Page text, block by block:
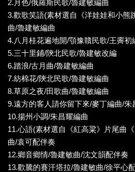
2.月色/俄羅斯民歌/魯建敏編曲
3.歡歌笑語(素材選自《洋娃娃和小熊
曲/魯建敏編曲
4.八月桂花遍地開/顎豫贛民歌/王霽初
5.三十里鋪/陝北民歌/魯建敏改編
6.踏浪/古月曲/魯建敏編曲
7.紡棉花/陝北民歌/魯建敏編曲
8.草原之夜/田歌曲/魯建敏編曲
9.遠方的客人請你留下來/麥丁編曲/朱
10.揚州小調/朱昌耀編曲
11.心語(素材選自《紅高粱》片尾曲
曲/袁可配伴奏
12.鄉音鄉情/魯建敏曲/沈文韻配伴奏
13.歡騰的賽汗塔拉/魯建敏曲/徐平心